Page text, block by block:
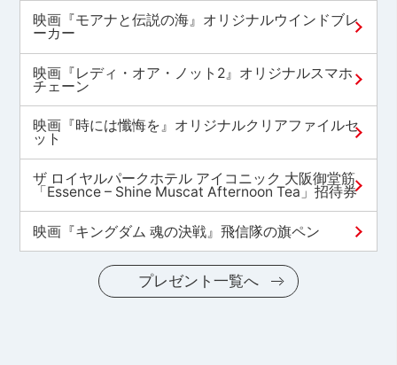
映画『モアナと伝説の海』オリジナルウインドブレ
ーカー
映画『レディ・オア・ノット2』オリジナルスマホ
チェーン
映画『時には懺悔を』オリジナルクリアファイルセ
ット
ザ ロイヤルパークホテル アイコニック 大阪御堂筋
「Essence – Shine Muscat Afternoon Tea」招待券
映画『キングダム 魂の決戦』飛信隊の旗ペン
プレゼント一覧へ